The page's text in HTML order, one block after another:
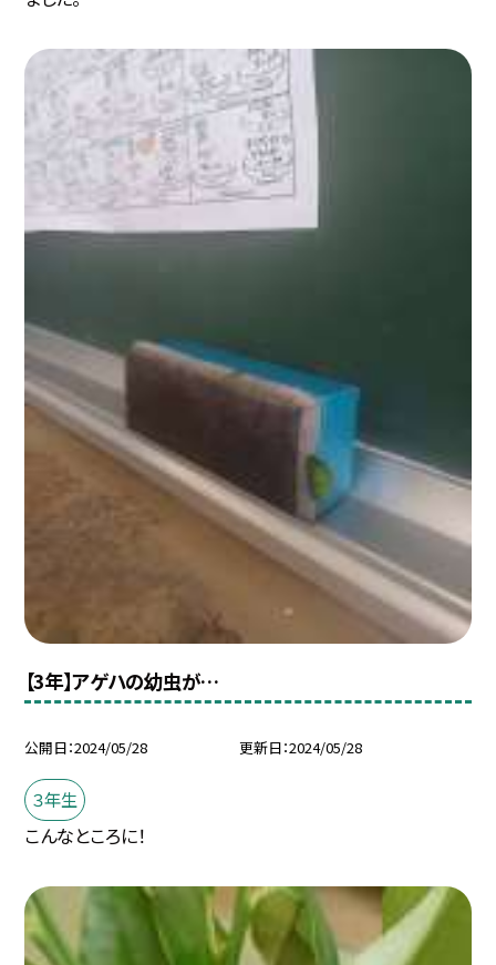
【3年】アゲハの幼虫が…
公開日 2024/05/28 更新日 2024/05/28
３年生
こんなところに！